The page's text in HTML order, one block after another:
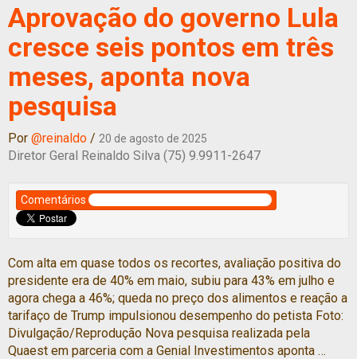
Aprovação do governo Lula
cresce seis pontos em três
meses, aponta nova
pesquisa
Por @reinaldo / 20 de agosto de 2025
Diretor Geral Reinaldo Silva (75) 9.9911-2647
Comentários
Com alta em quase todos os recortes, avaliação positiva do
presidente era de 40% em maio, subiu para 43% em julho e
agora chega a 46%; queda no preço dos alimentos e reação a
tarifaço de Trump impulsionou desempenho do petista Foto:
Divulgação/Reprodução Nova pesquisa realizada pela
Quaest em parceria com a Genial Investimentos aponta …